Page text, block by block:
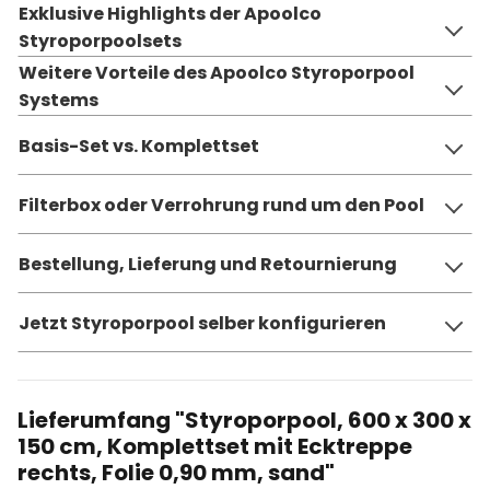
Exklusive Highlights der Apoolco
Styroporpoolsets
Weitere Vorteile des Apoolco Styroporpool
Systems
Basis-Set vs. Komplettset
Filterbox oder Verrohrung rund um den Pool
Bestellung, Lieferung und Retournierung
Jetzt Styroporpool selber konfigurieren
Lieferumfang "Styroporpool, 600 x 300 x
150 cm, Komplettset mit Ecktreppe
rechts, Folie 0,90 mm, sand"